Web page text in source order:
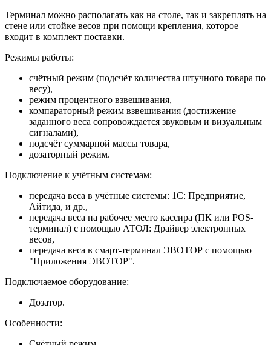
Терминал можно располагать как на столе, так и закреплять на
стене или стойке весов при помощи крепления, которое
входит в комплект поставки.
Режимы работы:
счётный режим (подсчёт количества штучного товара по
весу),
режим процентного взвешивания,
компараторный режим взвешивания (достижение
заданного веса сопровождается звуковым и визуальным
сигналами),
подсчёт суммарной массы товара,
дозаторный режим.
Подключение к учётным системам:
передача веса в учётные системы: 1С: Предприятие,
Айтида, и др.,
передача веса на рабочее место кассира (ПК или POS-
терминал) с помощью АТОЛ: Драйвер электронных
весов,
передача веса в смарт-терминал ЭВОТОР с помощью
"Приложения ЭВОТОР".
Подключаемое оборудование:
Дозатор.
Особенности: